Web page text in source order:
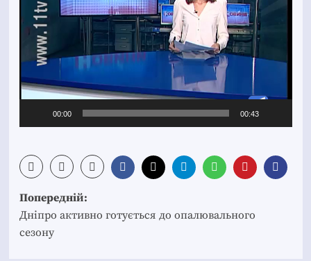
00:00 00:43
Post
navigation
Попередній:
Дніпро активно готується до опалювального
сезону